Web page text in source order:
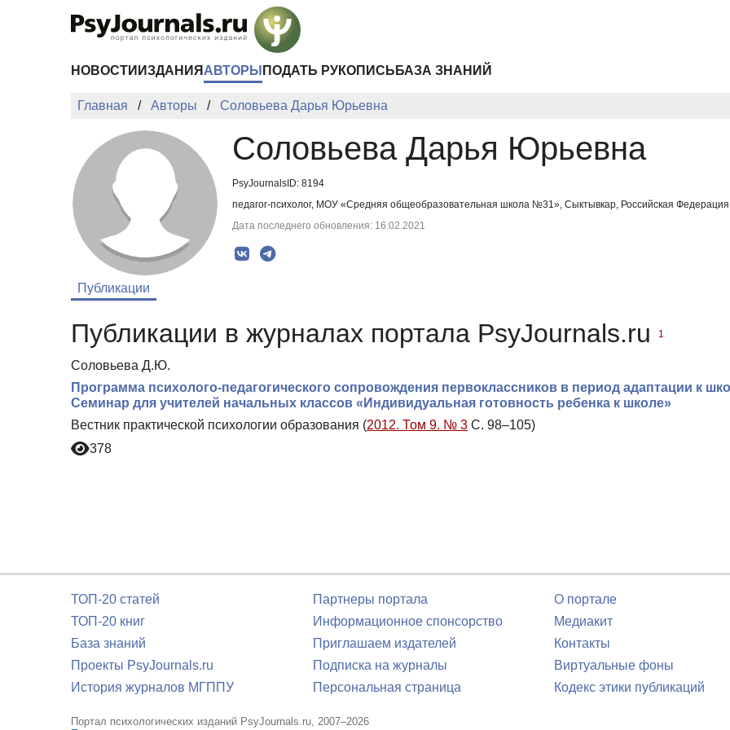
НОВОСТИ ИЗДАНИЯ АВТОРЫ ПОДАТЬ РУКОПИСЬ БАЗА ЗНАНИЙ
Главная Авторы Соловьева Дарья Юрьевна
Соловьева Дарья Юрьевна
PsyJournalsID: 8194
педагог-психолог, МОУ «Средняя общеобразовательная школа №31», Сыктывкар, Российская Федерация
Дата последнего обновления: 16.02.2021
Публикации
Публикации в журналах портала PsyJournals.ru 1
Соловьева Д.Ю.
Программа психолого-педагогического сопровождения первоклассников в период адаптации к
Семинар для учителей начальных классов «Индивидуальная готовность ребенка к школе»
Вестник практической психологии образования (2012. Том 9. № 3 С. 98–105)
378
ТОП-20 статей
ТОП-20 книг
База знаний
Проекты PsyJournals.ru
История журналов МГППУ
Партнеры портала
Информационное спонсорство
Приглашаем издателей
Подписка на журналы
Персональная страница
О портале
Медиакит
Контакты
Виртуальные фоны
Кодекс этики публикаций
Портал психологических изданий PsyJournals.ru, 2007–2026